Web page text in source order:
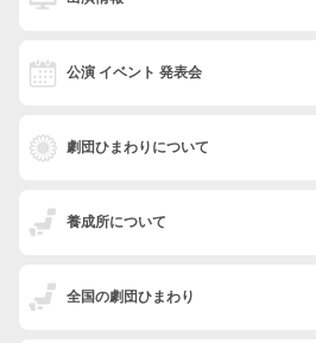
公演 イベント 発表会
劇団ひまわりについて
養成所について
全国の劇団ひまわり